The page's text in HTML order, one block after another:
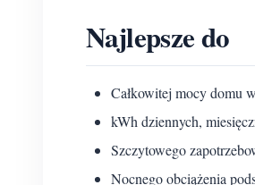
Najlepsze do
Całkowitej mocy domu
kWh dziennych,
Szczytowego
Nocnego obciążenia